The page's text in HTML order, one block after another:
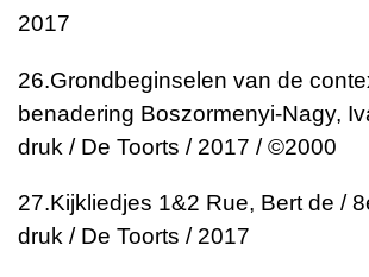
2017
26.Grondbeginselen van de
benadering Boszormenyi-Nagy,
druk / De Toorts / 2017 / ©2000
27.Kijkliedjes 1&2 Rue, Bert de /
druk / De Toorts / 2017